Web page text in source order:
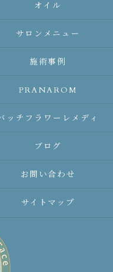
オイル
サロンメニュー
施術事例
PRANAROM
ッチフラワーレメディ
ブログ
お問い合わせ
サイトマップ